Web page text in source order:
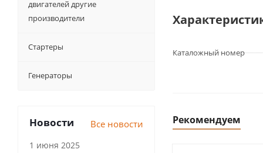
Каталожный номер
Рекомендуем
двигателей другие
производители
Стартеры
Генераторы
Новости Все новости
1 июня 2025